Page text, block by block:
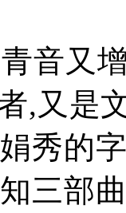
音又
,又是
秀的
三部